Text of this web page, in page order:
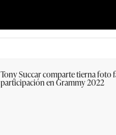
Tony Succar comparte tierna foto
participación en Grammy 2022